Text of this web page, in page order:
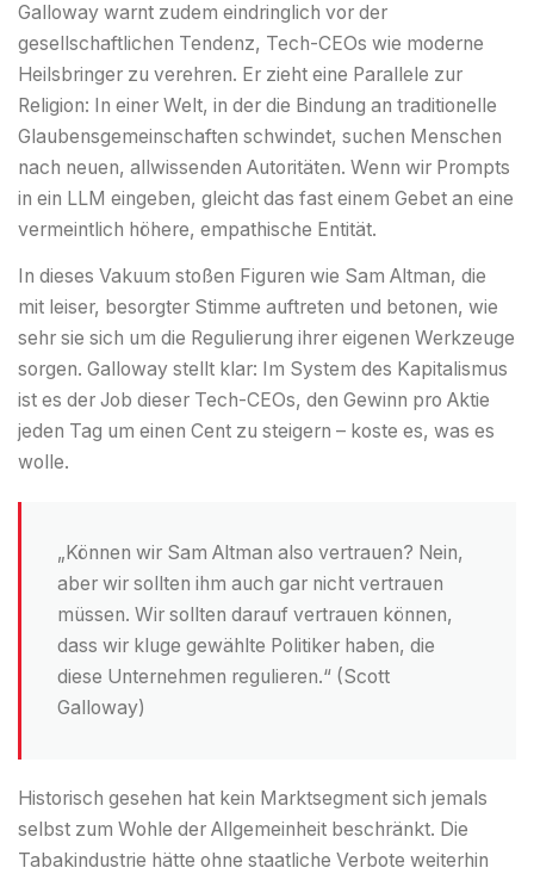
Galloway warnt zudem eindringlich vor der
gesellschaftlichen Tendenz, Tech-CEOs wie moderne
Heilsbringer zu verehren. Er zieht eine Parallele zur
Religion: In einer Welt, in der die Bindung an traditionelle
Glaubensgemeinschaften schwindet, suchen Menschen
nach neuen, allwissenden Autoritäten. Wenn wir Prompts
in ein LLM eingeben, gleicht das fast einem Gebet an eine
vermeintlich höhere, empathische Entität.
In dieses Vakuum stoßen Figuren wie Sam Altman, die
mit leiser, besorgter Stimme auftreten und betonen, wie
sehr sie sich um die Regulierung ihrer eigenen Werkzeuge
sorgen. Galloway stellt klar: Im System des Kapitalismus
ist es der Job dieser Tech-CEOs, den Gewinn pro Aktie
jeden Tag um einen Cent zu steigern – koste es, was es
wolle.
„Können wir Sam Altman also vertrauen? Nein,
aber wir sollten ihm auch gar nicht vertrauen
müssen. Wir sollten darauf vertrauen können,
dass wir kluge gewählte Politiker haben, die
diese Unternehmen regulieren.“ (Scott
Galloway)
Historisch gesehen hat kein Marktsegment sich jemals
selbst zum Wohle der Allgemeinheit beschränkt. Die
Tabakindustrie hätte ohne staatliche Verbote weiterhin